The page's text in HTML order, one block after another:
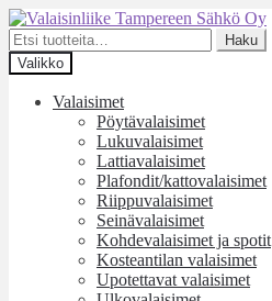
Siirry
navigointiin
Siirry
sisältöön
Etsi:
Haku
Valikko
Valaisimet
Pöytävalaisimet
Lukuvalaisimet
Lattiavalaisimet
Plafondit/kattovalaisimet
Riippuvalaisimet
Seinävalaisimet
Kohdevalaisimet ja spotit
Kosteantilan valaisimet
Upotettavat valaisimet